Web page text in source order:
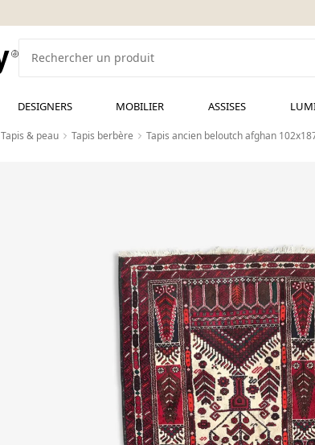
DESIGNERS MOBILIER ASSISES
Tapis & peau Tapis berbère Tapis ancien beloutch afghan